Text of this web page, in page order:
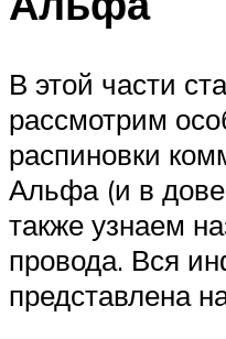
В этой части
рассмотрим
распиновки
Альфа (и в
также узнаем
провода. Вся
представлена